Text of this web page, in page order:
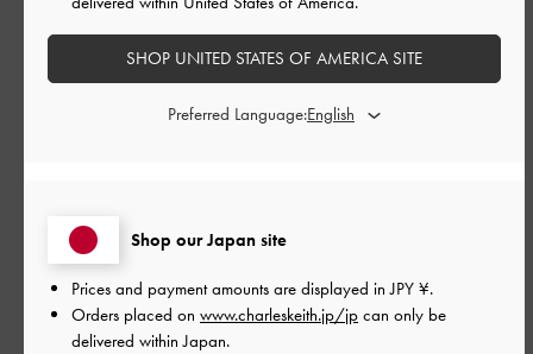
このレビューは役に立ちましたか？
0
履きやすくてかわいい！足が痛
くなることもないです！いつも
のサイズでぴったりでした！
Shop our Japan site
Prices and payment amounts are displayed inJPY ¥.
Orders placed on www.charleskeith.jp/jp can only be
delivered within Japan.
SHOP UNITED STATES OF AMERICA SITE
Preferred Language: